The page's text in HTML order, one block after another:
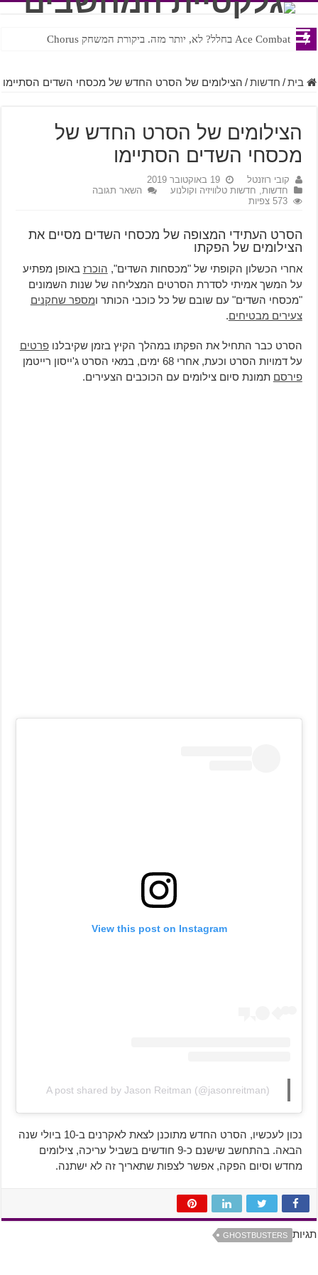
Ace Combat בחלל? לא, יותר מזה. ביקורת המשחק Chorus
Steven Universe והשירים שתורגמו בצורה נוראית לעברית
בית / חדשות / הצילומים של הסרט החדש של מכסחי השדים הסתיימו
הצילומים של הסרט החדש של
מכסחי השדים הסתיימו
קובי רוזנטל
19 באוקטובר 2019
חדשות, חדשות טלוויזיה וקולנוע
השאר תגובה
573 צפיות
הסרט העתידי המצופה של מכסחי השדים מסיים את
הצילומים של הפקתו
אחרי הכשלון הקופתי של "מכסחות השדים", הוכרזבאופן מפתיע
על המשך אמיתי לסדרת הסרטים המצליחה של שנות השמונים
"מכסחי השדים" עם שובם של כל כוכבי הכותר ומספר שחקנים
צעירים מבטיחים.
הסרט כבר התחיל את הפקתו במהלך הקיץ בזמן שקיבלנו פרטים
על דמויות הסרט וכעת, אחרי 68 ימים, במאי הסרט ג'ייסון רייטמן
פירסםתמונת סיום צילומים עם הכוכבים הצעירים.
View this post on Instagram
A post shared by Jason Reitman (@jasonreitman)
נכון לעכשיו, הסרט החדש מתוכנן לצאת לאקרנים ב-10 ביולי שנה
הבאה. בהתחשב שישנם כ-9 חודשים בשביל עריכה, צילומים
מחדש וסיום הפקה, אפשר לצפות שתאריך זה לא ישתנה.
תגיות GHOSTBUSTERS